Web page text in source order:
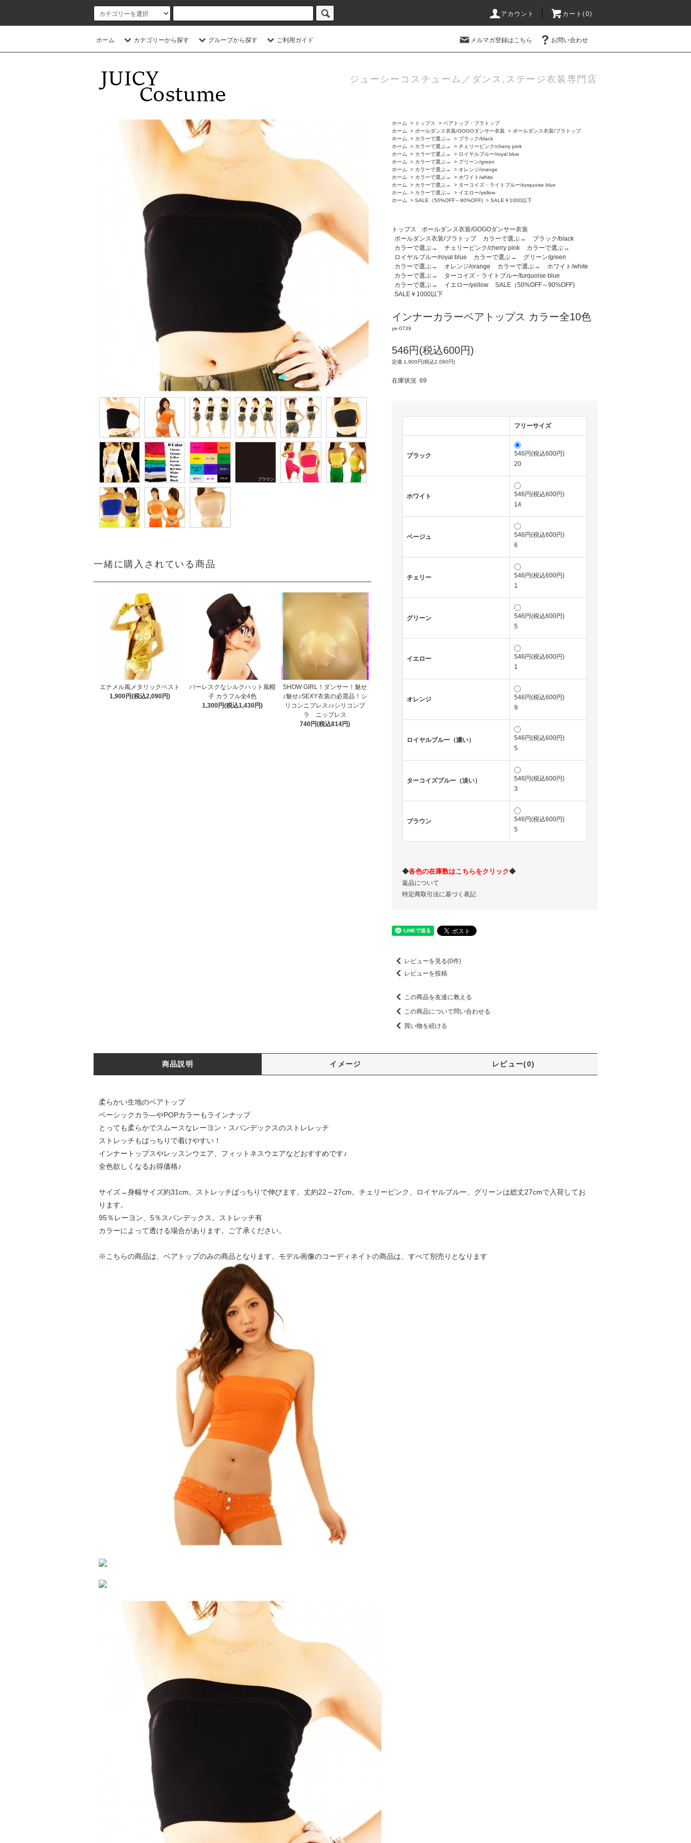
アカウント カート(0)
ホーム カテゴリーから探す グループから探す ご利用ガイド メルマガ登録はこちら お問い合わせ
ジューシーコスチューム／ダンス,ステージ衣装専門店
一緒に購入されている商品
エナメル風メタリックベスト
1,900円(税込2,090円)
バーレスクなシルクハット風帽
子 カラフル全4色
1,300円(税込1,430円)
SHOW GIRL！ダンサー！魅せ
♪魅せ♪SEXY衣装の必需品！シ
リコンニプレス♪♪シリコンブ
ラ ニップレス
740円(税込814円)
ホーム > トップス > ベアトップ・ブラトップ
ホーム
> ポールダンス衣装/GOGOダンサー衣装 > ポールダンス衣装/ブラトップ
ホーム
> カラーで選ぶ→ > ブラック/black
ホーム
> カラーで選ぶ→ > チェリーピンク/cherry pink
ホーム
> カラーで選ぶ→ > ロイヤルブルー/royal blue
ホーム
> カラーで選ぶ→ > グリーン/green
ホーム
> カラーで選ぶ→ > オレンジ/orange
ホーム
> カラーで選ぶ→ > ホワイト/white
ホーム
> カラーで選ぶ→ > ターコイズ・ライトブルー/turquoise blue
ホーム
> カラーで選ぶ→ > イエロー/yellow
ホーム
> SALE（50%OFF～90%OFF) > SALE￥1000以下
トップス
ポールダンス衣装/GOGOダンサー衣装
ポールダンス衣装/ブラトップ
カラーで選ぶ→
ブラック/black
カラーで選ぶ→
チェリーピンク/cherry pink
カラーで選ぶ→
ロイヤルブルー/royal blue
カラーで選ぶ→
グリーン/green
カラーで選ぶ→
オレンジ/orange カラーで選ぶ→
ホワイト/white
カラーで選ぶ→
ターコイズ・ライトブルー/turquoise blue
カラーで選ぶ→
イエロー/yellow
SALE（50%OFF～90%OFF)
SALE￥1000以下
インナーカラーベアトップス カラー全10色
ye-0739
546円(税込600円)
定価 1,900円(税込2,090円)
在庫状況 69
フリーサイズ
ブラック
546円(税込600円)
20
ホワイト
546円(税込600円)
14
ベージュ
546円(税込600円)
6
チェリー
546円(税込600円)
1
グリーン
546円(税込600円)
5
イエロー
546円(税込600円)
1
オレンジ
546円(税込600円)
9
ロイヤルブルー（濃い）
546円(税込600円)
5
ターコイズブルー（淡い）
546円(税込600円)
3
ブラウン
546円(税込600円)
5
◆各色の在庫数はこちらをクリック◆
返品について
特定商取引法に基づく表記
レビューを見る(0件)
レビューを投稿
この商品を友達に教える
この商品について問い合わせる
買い物を続ける
商品説明 イメージ レビュー(0)
柔らかい生地のベアトップ
ベーシックカラ―やPOPカラーもラインナップ
とっても柔らかでスムースなレーヨン・スパンデックスのストレレッチ
ストレッチもばっちりで着けやすい！
インナートップスやレッスンウエア、フィットネスウエアなどおすすめです♪
全色欲しくなるお得価格♪
サイズ→身幅サイズ約31cm。ストレッチばっちりで伸びます。丈約22～27cm。チェリーピンク、ロイヤルブルー、グリーンは総丈27cmで入荷してお
ります。
95％レーヨン、5％スパンデックス。ストレッチ有
カラーによって透ける場合があります。ご了承ください。
※こちらの商品は、ベアトップのみの商品となります。モデル画像のコーディネイトの商品は、すべて別売りとなります